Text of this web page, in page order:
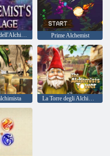
Il villaggio dell'Alchimista Prime Alchemist
La Torre degli Alchimisti